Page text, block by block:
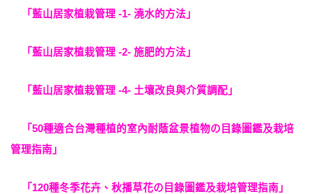
「藍山居家植栽管理 -1- 澆水的方法」
「藍山居家植栽管理 -2- 施肥的方法」
「藍山居家植栽管理 -4- 土壤改良與介質調配」
「50種適合台灣種植的室內耐蔭盆景植物の目錄圖鑑及栽培
管理指南」
「120種冬季花卉、秋播草花の目錄圖鑑及栽培管理指南」